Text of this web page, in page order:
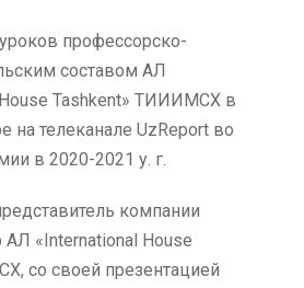
профессорско-
составом АЛ
Tashkent» ТИИИМСХ в
на телеканале UzReport во
в 2020-2021 у. г.
компании
АЛ «International House
со своей презентацией